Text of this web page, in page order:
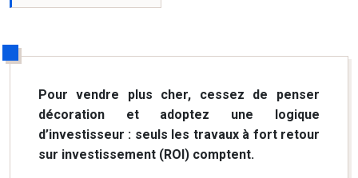
Pour vendre plus cher, cessez de penser
décoration et adoptez une logique
d’investisseur : seuls les travaux à fort retour
sur investissement (ROI) comptent.